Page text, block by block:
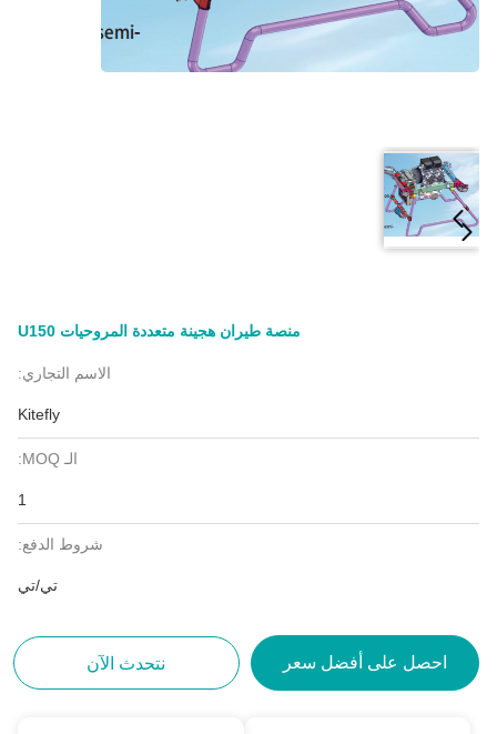
منصة طيران هجينة متعددة المروحيات U150
الاسم التجاري:
Kitefly
الـ MOQ:
1
شروط الدفع:
تي/تي
احصل على أفضل سعر نتحدث الآن